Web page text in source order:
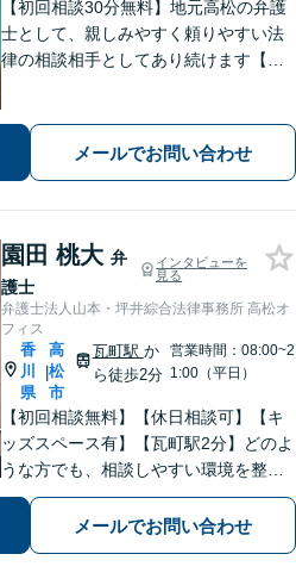
【初回相談30分無料】地元高松の弁護
士として、親しみやすく頼りやすい法
律の相談相手としてあり続けます【相
【離婚問題】不貞慰謝料の請求する側
／された側、双方に対応【弁護士歴10
メールでお問い合わせ
園田 桃大 弁
護士
インタビューを
見る
弁護士法人山本・坪井綜合法律事務所 高松オ
フィス
香
川
県
|
高
松
市
瓦町駅 か
ら徒歩2分
営業時間：08:00~2
1:00（平日）
【初回相談無料】【休日相談可】【キ
ッズスペース有】【瓦町駅2分】どのよ
うな方でも、相談しやすい環境を整え
ています。依頼者様に寄り添った対応
を心がけています。【離婚・男女問
題】DV被害へ積極的に対応。お気軽に
メールでお問い合わせ